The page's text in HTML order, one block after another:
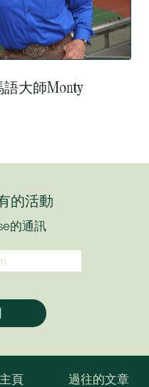
語大師Monty
的活動
的通訊
主頁
過往的文章